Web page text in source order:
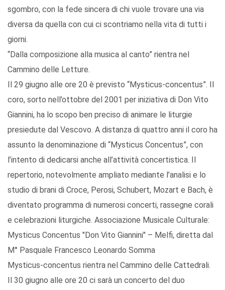
sgombro, con la fede sincera di chi vuole trovare una via
diversa da quella con cui ci scontriamo nella vita di tutti i
giorni.
“Dalla composizione alla musica al canto” rientra nel
Cammino delle Letture.
Il 29 giugno alle ore 20 è previsto “Mysticus-concentus”. Il
coro, sorto nell’ottobre del 2001 per iniziativa di Don Vito
Giannini, ha lo scopo ben preciso di animare le liturgie
presiedute dal Vescovo. A distanza di quattro anni il coro ha
assunto la denominazione di “Mysticus Concentus”, con
l’intento di dedicarsi anche all’attività concertistica. Il
repertorio, notevolmente ampliato mediante l’analisi e lo
studio di brani di Croce, Perosi, Schubert, Mozart e Bach, è
diventato programma di numerosi concerti, rassegne corali
e celebrazioni liturgiche. Associazione Musicale Culturale:
Mysticus Concentus "Don Vito Giannini" – Melfi, diretta dal
M° Pasquale Francesco Leonardo Somma
Mysticus-concentus rientra nel Cammino delle Cattedrali.
Il 30 giugno alle ore 20 ci sarà un concerto del duo